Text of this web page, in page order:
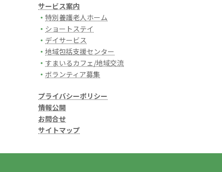
サービス案内
・ 特別養護老人ホーム
・ ショートステイ
・ デイサービス
・ 地域包括支援センター
・ すまいるカフェ/地域交流
・ ボランティア募集
プライバシーポリシー
情報公開
お問合せ
サイトマップ